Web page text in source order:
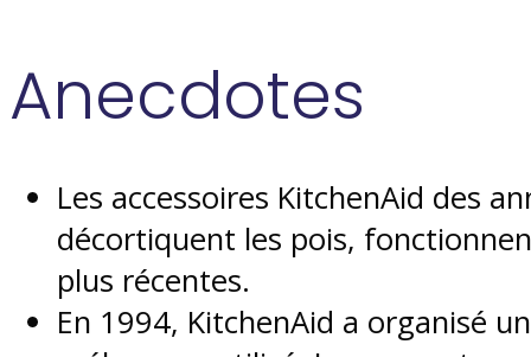
Anecdotes
Les accessoires KitchenAid des
décortiquent les pois,
plus récentes.
En 1994, KitchenAid a organisé